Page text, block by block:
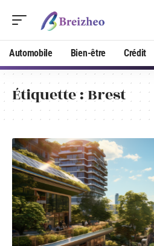
Automobile Bien-être Crédit
Étiquette :Brest